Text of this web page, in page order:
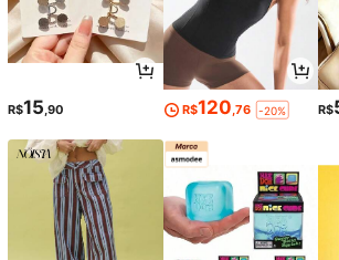
R$15 ,90 R$120 ,76 -20% R$